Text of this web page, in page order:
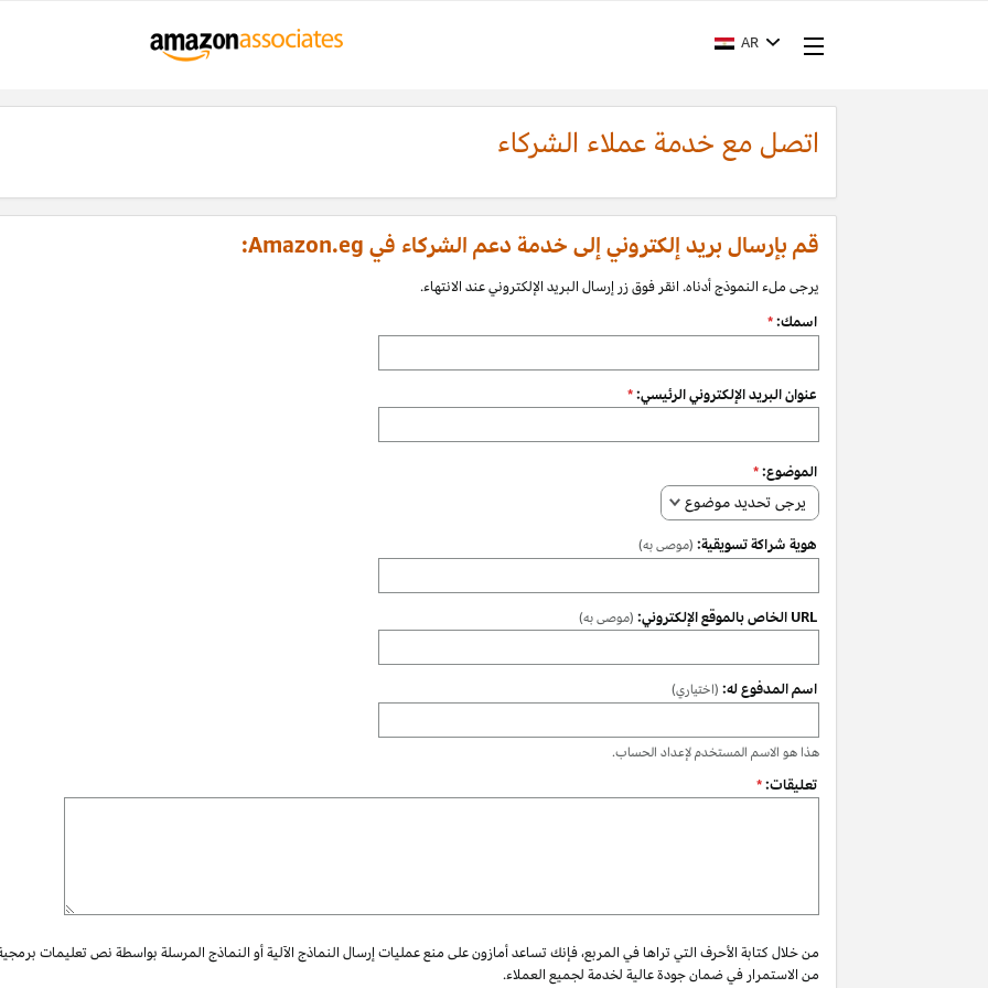
AR
اتصل مع خدمة عملاء الشركاء
قم بإرسال بريد إلكتروني إلى خدمة دعم الشركاء في Amazon.eg:
يرجى ملء النموذج أدناه. انقر فوق زر إرسال البريد الإلكتروني عند الانتهاء.
اسمك:*
عنوان البريد الإلكتروني الرئيسي:*
الموضوع:*
يرجى تحديد موضوع
هوية شراكة تسويقية: (موصى به)
URL الخاص بالموقع الإلكتروني: (موصى به)
اسم المدفوع له: (اختياري)
هذا هو الاسم المستخدم لإعداد الحساب.
تعليقات:*
من خلال كتابة الأحرف التي تراها في المربع، فإنك تساعد أمازون على منع عمليات إرسال النماذج الآلية أو النماذج المرسلة بواسطة نص تعليمات
من الاستمرار في ضمان جودة عالية لخدمة لجميع العملاء.